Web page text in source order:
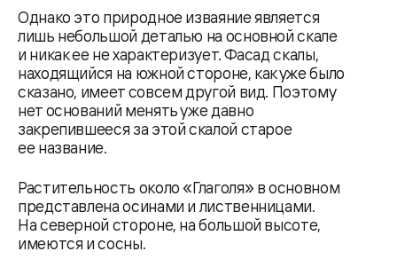
Однако это природное изваяние является
лишь небольшой деталью на основной скале
и никак ее не характеризует. Фасад скалы,
находящийся на южной стороне, как уже было
сказано, имеет совсем другой вид. Поэтому
нет оснований менять уже давно
закрепившееся за этой скалой старое
ее название.
Растительность около «Глаголя» в основном
представлена осинами и лиственницами.
На северной стороне, на большой высоте,
имеются и сосны.